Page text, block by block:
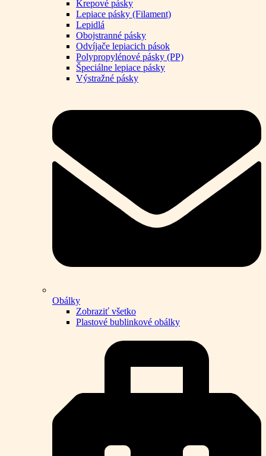
Krepové pásky
Lepiace pásky (Filament)
Lepidlá
Obojstranné pásky
Odvíjače lepiacich pások
Polypropylénové pásky (PP)
Špeciálne lepiace pásky
Výstražné pásky
Obálky
Zobraziť všetko
Plastové bublinkové obálky